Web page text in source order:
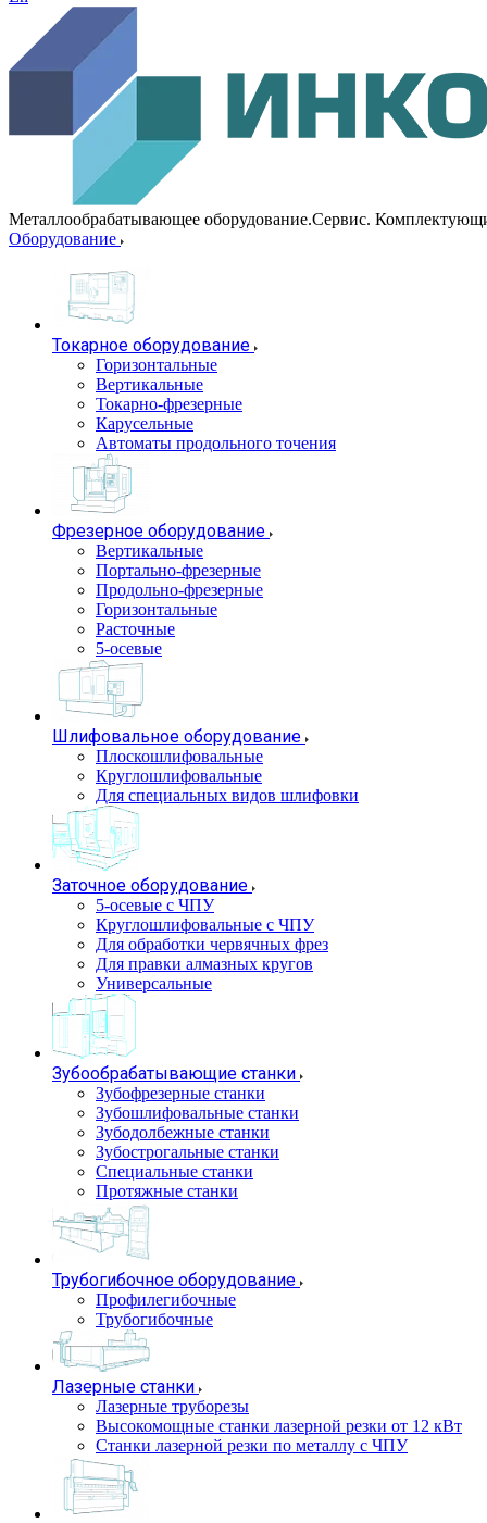
Металлообрабатывающее оборудование.Сервис.
Оборудование
Токарное оборудование
Горизонтальные
Вертикальные
Токарно-фрезерные
Карусельные
Автоматы продольного точения
Фрезерное оборудование
Вертикальные
Портально-фрезерные
Продольно-фрезерные
Горизонтальные
Расточные
5-осевые
Шлифовальное оборудование
Плоскошлифовальные
Круглошлифовальные
Для специальных видов шлифовки
Заточное оборудование
5-осевые с ЧПУ
Круглошлифовальные с ЧПУ
Для обработки червячных фрез
Для правки алмазных кругов
Универсальные
Зубообрабатывающие станки
Зубофрезерные станки
Зубошлифовальные станки
Зубодолбежные станки
Зубострогальные станки
Специальные станки
Протяжные станки
Трубогибочное оборудование
Профилегибочные
Трубогибочные
Лазерные станки
Лазерные труборезы
Высокомощные станки лазерной резки от 12 кВт
Станки лазерной резки по металлу с ЧПУ